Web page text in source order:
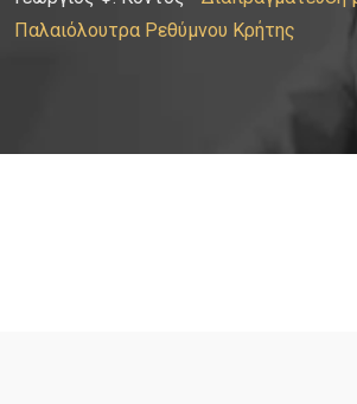
Παλαιόλουτρα Ρεθύμνου Κρήτης